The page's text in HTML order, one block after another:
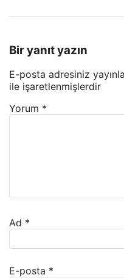
Bir yanıt yazın
E-posta adresiniz
ile işaretlenmişlerdir
Yorum *
Ad *
E-posta *